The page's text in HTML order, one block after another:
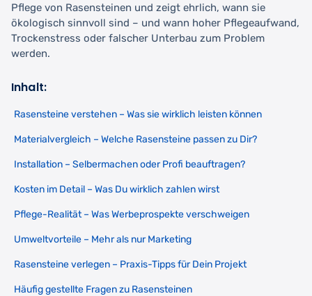
Pflege von Rasensteinen und zeigt ehrlich, wann sie
ökologisch sinnvoll sind – und wann hoher Pflegeaufwand,
Trockenstress oder falscher Unterbau zum Problem
werden.
Inhalt:
Rasensteine verstehen – Was sie wirklich leisten können
Materialvergleich – Welche Rasensteine passen zu Dir?
Installation – Selbermachen oder Profi beauftragen?
Kosten im Detail – Was Du wirklich zahlen wirst
Pflege-Realität – Was Werbeprospekte verschweigen
Umweltvorteile – Mehr als nur Marketing
Rasensteine verlegen – Praxis-Tipps für Dein Projekt
Häufig gestellte Fragen zu Rasensteinen